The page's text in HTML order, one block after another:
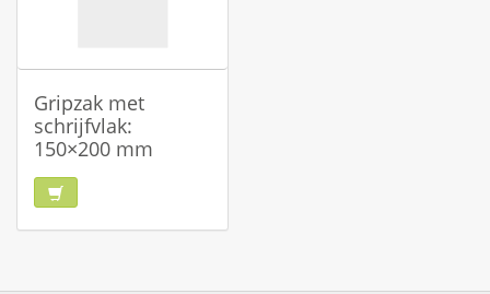
Gripzak met
schrijfvlak:
150×200 mm